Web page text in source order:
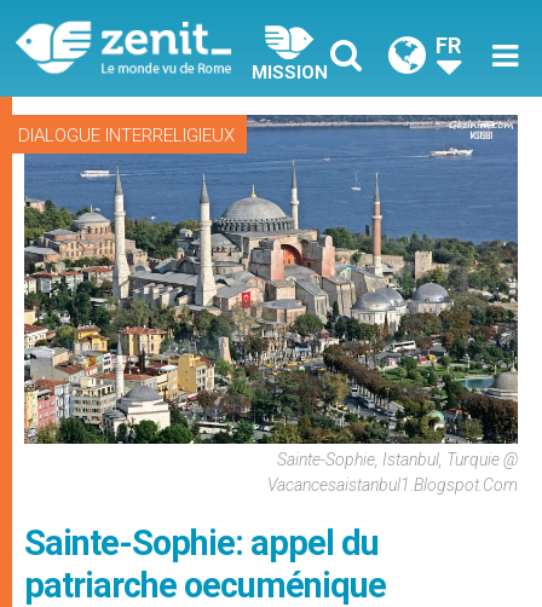
MISSION
FR
DIALOGUE INTERRELIGIEUX
Sainte-Sophie, Istanbul, Turquie @
Vacancesaistanbul1.blogspot.com
Sainte-Sophie: appel du
patriarche oecuménique